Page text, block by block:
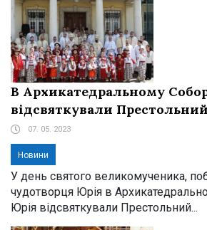
В Архикатедральному
відсвяткували
07. 05. 2023
Новини
У день святого великомученика,
чудотворця Юрія в
Юрія відсвяткували Престольний...